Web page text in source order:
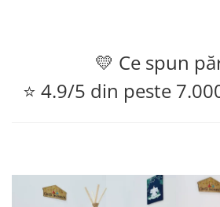
💛 Ce spun
⭐ 4.9/5 din peste